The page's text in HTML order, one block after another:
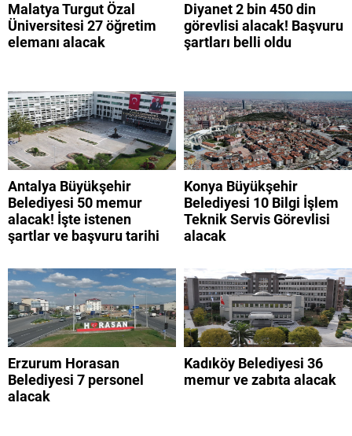
Malatya Turgut Özal
Üniversitesi 27 öğretim
elemanı alacak
Diyanet 2 bin 450 din
görevlisi alacak! Başvuru
şartları belli oldu
Antalya Büyükşehir
Belediyesi 50 memur
alacak! İşte istenen
şartlar ve başvuru tarihi
Konya Büyükşehir
Belediyesi 10 Bilgi İşlem
Teknik Servis Görevlisi
alacak
Erzurum Horasan
Belediyesi 7 personel
alacak
Kadıköy Belediyesi 36
memur ve zabıta alacak